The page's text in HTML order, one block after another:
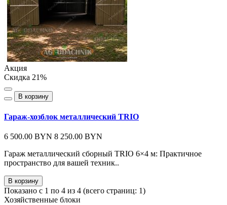
Акция
Скидка 21%
В корзину
Гараж-хозблок металлический TRIO
6 500.00 BYN 8 250.00 BYN
Гараж металлический сборный TRIO 6×4 м: Практичное
пространство для вашей техник..
В корзину
Показано с 1 по 4 из 4 (всего страниц: 1)
Хозяйственные блоки